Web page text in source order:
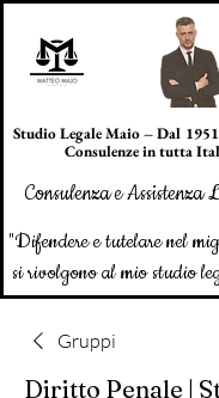
Studio Legale Maio – Dal
Consulenze in tutta
Consulenza e Assistenza
"Difendere e tutelare nel
si rivolgono al mio studio
Gruppi
Diritto Penale |